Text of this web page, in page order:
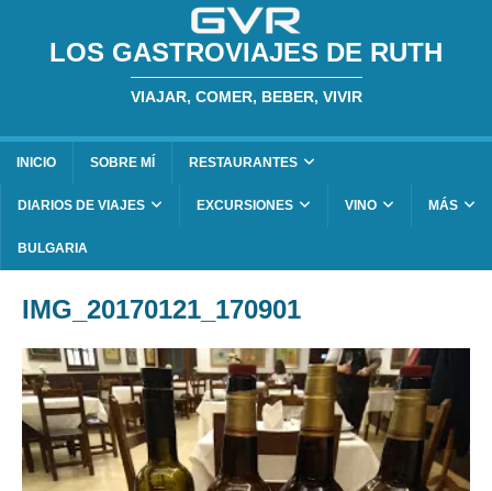
LOS GASTROVIAJES DE RUTH
VIAJAR, COMER, BEBER, VIVIR
INICIO SOBRE MÍ RESTAURANTES
DIARIOS DE VIAJES EXCURSIONES VINO MÁS
BULGARIA
IMG_20170121_170901